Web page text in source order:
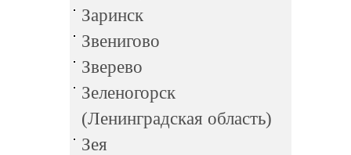
Заринск
Звенигово
Зверево
Зеленогорск
(Ленинградская область)
Зея